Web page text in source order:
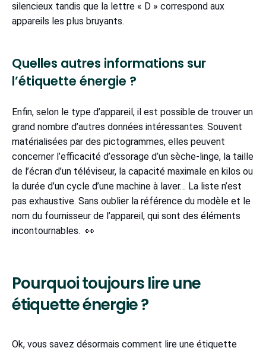
silencieux tandis que la lettre « D » correspond aux
appareils les plus bruyants.
Quelles autres informations sur
l’étiquette énergie ?
Enfin, selon le type d’appareil, il est possible de trouver un
grand nombre d’autres données intéressantes. Souvent
matérialisées par des pictogrammes, elles peuvent
concerner l’efficacité d’essorage d’un sèche-linge, la taille
de l’écran d’un téléviseur, la capacité maximale en kilos ou
la durée d’un cycle d’une machine à laver… La liste n’est
pas exhaustive. Sans oublier la référence du modèle et le
nom du fournisseur de l’appareil, qui sont des éléments
incontournables. 👀
Pourquoi toujours lire une
étiquette énergie ?
Ok, vous savez désormais comment lire une étiquette